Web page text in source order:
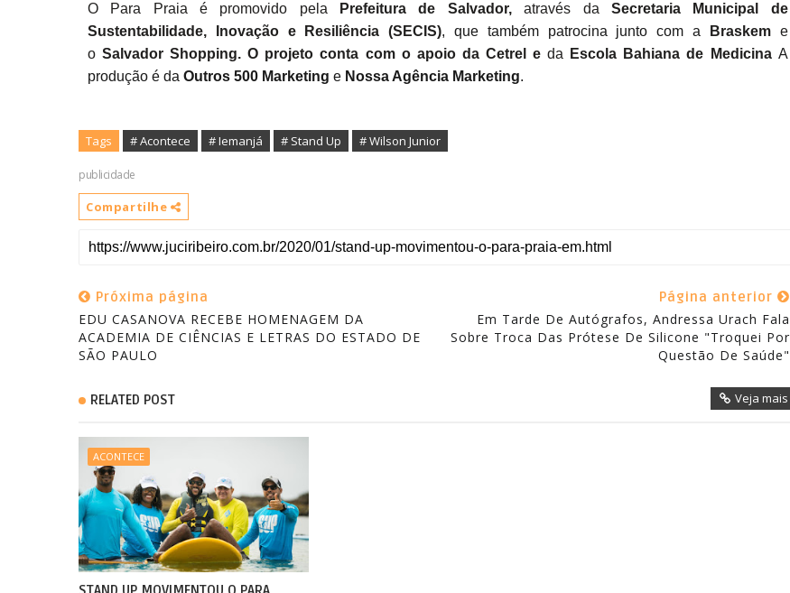
O Para Praia é promovido pela Prefeitura de Salvador,através da Secretaria Municipal de
Sustentabilidade, Inovação e Resiliência (SECIS), que também patrocina junto com a Braskeme
oSalvador Shopping. O projeto conta com o apoio da Cetrel eda Escola Bahiana de Medicina A
produção é da Outros 500 Marketing e Nossa Agência Marketing.
Tags # Acontece # Iemanjá # Stand Up # Wilson Junior
publicidade
Compartilhe
Próxima página
EDU CASANOVA RECEBE HOMENAGEM DA
ACADEMIA DE CIÊNCIAS E LETRAS DO ESTADO DE
SÃO PAULO
Página anterior
Em Tarde De Autógrafos, Andressa Urach Fala
Sobre Troca Das Prótese De Silicone "Troquei Por
Questão De Saúde"
RELATED POST Veja mais
ACONTECE